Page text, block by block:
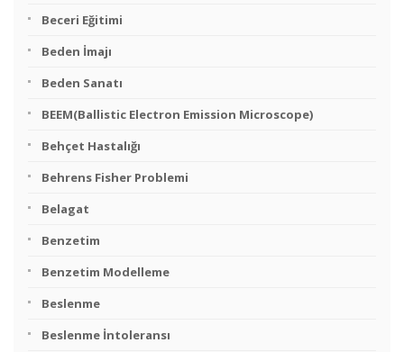
Beceri Eğitimi
Beden İmajı
Beden Sanatı
BEEM(Ballistic Electron Emission Microscope)
Behçet Hastalığı
Behrens Fisher Problemi
Belagat
Benzetim
Benzetim Modelleme
Beslenme
Beslenme İntoleransı